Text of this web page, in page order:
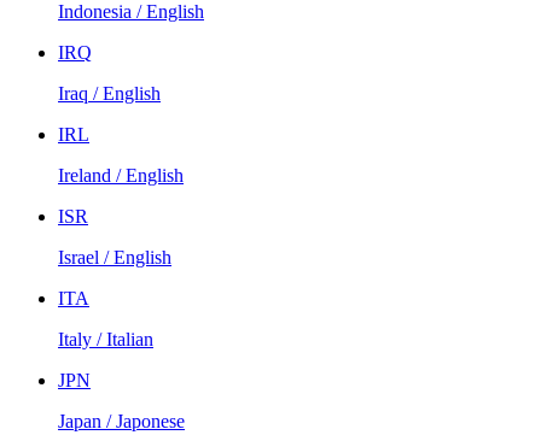
Indonesia / English
IRQ
Iraq / English
IRL
Ireland / English
ISR
Israel / English
ITA
Italy / Italian
JPN
Japan / Japonese